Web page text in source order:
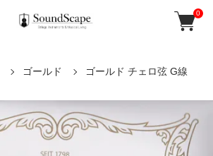
0
ゴールド ゴールド チェロ弦 G線